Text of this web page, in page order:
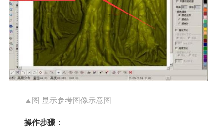
▲图 显示参考图像示意图
操作步骤：